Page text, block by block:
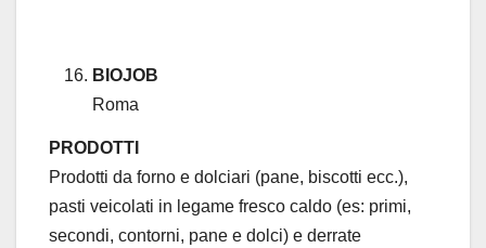
BIOJOB
Roma
PRODOTTI
Prodotti da forno e dolciari (pane, biscotti ecc.),
pasti veicolati in legame fresco caldo (es: primi,
secondi, contorni, pane e dolci) e derrate